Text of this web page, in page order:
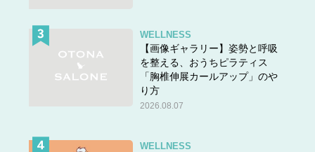
WELLNESS
【画像ギャラリー】姿勢と呼吸
を整える、おうちピラティス
「胸椎伸展カールアップ」のや
り方
2026.08.07
WELLNESS